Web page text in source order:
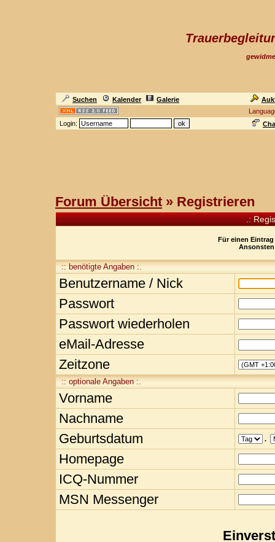
Suchen Kalender Galerie
Login:
Forum Übersicht » Registrieren
.:
Für einen
:: benötigte Angaben :.
Benutzername / Nick
Passwort
Passwort wiederholen
eMail-Adresse
Zeitzone
:: optionale Angaben :.
Vorname
Nachname
Geburtsdatum
.
Homepage
ICQ-Nummer
MSN Messenger